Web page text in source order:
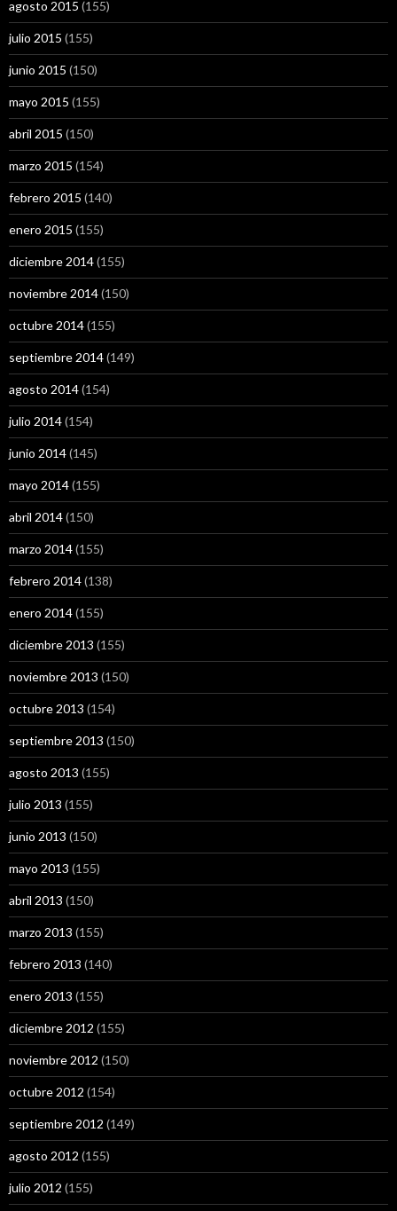
agosto 2015 (155)
julio 2015 (155)
junio 2015 (150)
mayo 2015 (155)
abril 2015 (150)
marzo 2015 (154)
febrero 2015 (140)
enero 2015 (155)
diciembre 2014(155)
noviembre 2014(150)
octubre 2014(155)
septiembre 2014(149)
agosto 2014(154)
julio 2014(154)
junio 2014(145)
mayo 2014(155)
abril 2014(150)
marzo 2014(155)
febrero 2014(138)
enero 2014(155)
diciembre 2013 (155)
noviembre 2013 (150)
octubre 2013 (154)
septiembre 2013 (150)
agosto 2013 (155)
julio 2013 (155)
junio 2013 (150)
mayo 2013 (155)
abril 2013 (150)
marzo 2013 (155)
febrero 2013 (140)
enero 2013 (155)
diciembre 2012 (155)
noviembre 2012 (150)
octubre 2012 (154)
septiembre 2012 (149)
agosto 2012 (155)
julio 2012 (155)